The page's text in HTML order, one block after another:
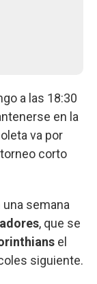
a las 18:30
en la
va por
corto
semana
, que se
el
siguiente.